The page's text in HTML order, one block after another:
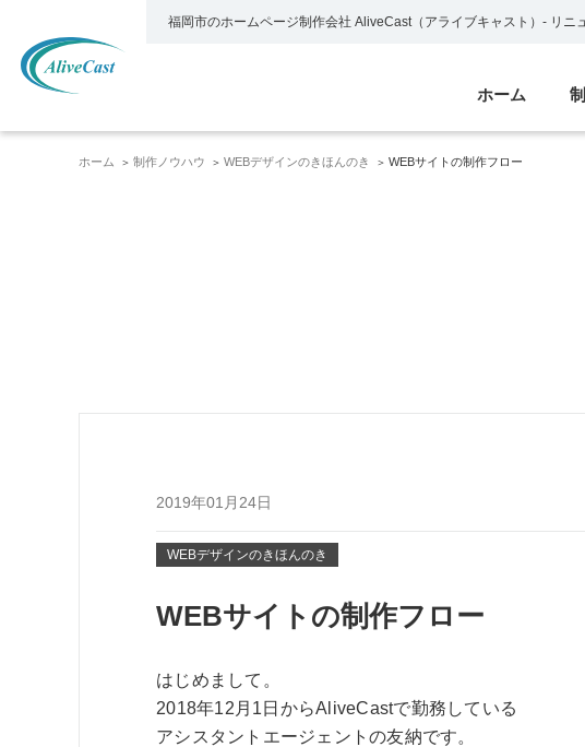
福岡市のホームページ制作会社AliveCast（アライブキャスト）- リニ
ホーム
ホーム 制作ノウハウ WEBデザインのきほんのき WEBサイトの制作フロー
2019年01月24日
WEBデザインのきほんのき
WEBサイトの制作フロー
はじめまして。
2018年12月1日からAliveCastで勤務している
アシスタントエージェントの友納です。